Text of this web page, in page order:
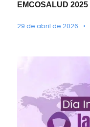
EMCOSALUD 2025
29 de abril de 2026 •